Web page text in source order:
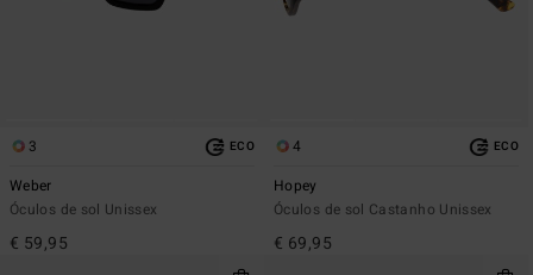
3 ECO
Weber
Óculos de sol Unissex
€ 59,95
4 ECO
Hopey
Óculos de sol Castanho Unissex
€ 69,95